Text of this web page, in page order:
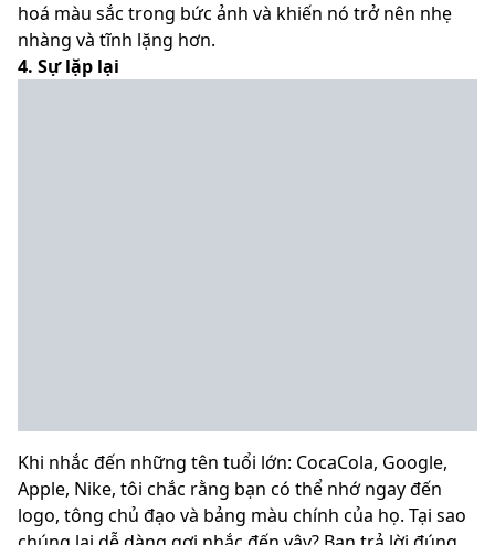
hoá màu sắc trong bức ảnh và khiến nó trở nên nhẹ
nhàng và tĩnh lặng hơn.
4. Sự lặp lại
Khi nhắc đến những tên tuổi lớn: CocaCola, Google,
Apple, Nike, tôi chắc rằng bạn có thể nhớ ngay đến
logo, tông chủ đạo và bảng màu chính của họ. Tại sao